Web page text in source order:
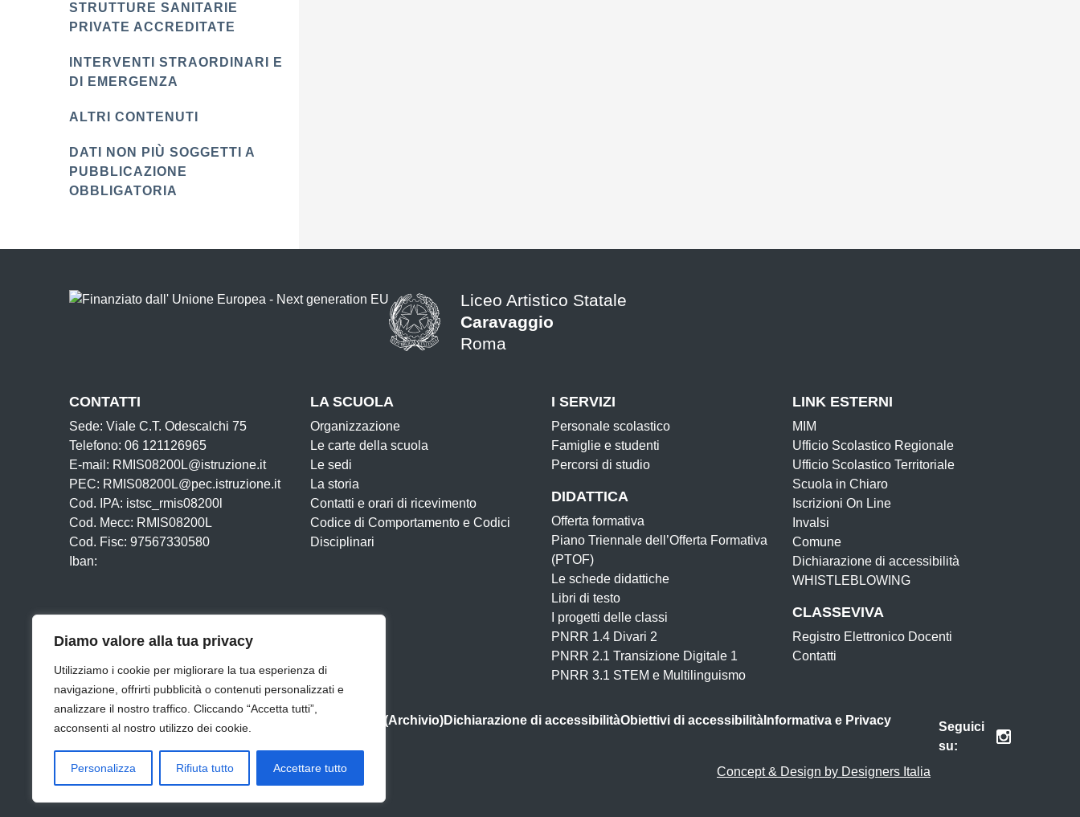
Diamo valore alla tua privacy
Utilizziamo i cookie per migliorare la tua esperienza di
navigazione, offrirti pubblicità o contenuti personalizzati e
analizzare il nostro traffico. Cliccando “Accetta tutti”,
acconsenti al nostro utilizzo dei cookie.
Personalizza Rifiuta tutto Accettare tutto
STRUTTURE SANITARIE
PRIVATE ACCREDITATE
INTERVENTI STRAORDINARI E
DI EMERGENZA
ALTRI CONTENUTI
DATI NON PIÙ SOGGETTI A
PUBBLICAZIONE
OBBLIGATORIA
Liceo Artistico Statale
Caravaggio
Roma
CONTATTI
Sede: Viale C.T. Odescalchi 75
Telefono: 06 121126965
E-mail: RMIS08200L@istruzione.it
PEC: RMIS08200L@pec.istruzione.it
Cod. IPA: istsc_rmis08200l
Cod. Mecc: RMIS08200L
Cod. Fisc: 97567330580
Iban:
LA SCUOLA
Organizzazione
Le carte della scuola
Le sedi
La storia
Contatti e orari di ricevimento
Codice di Comportamento e Codici
Disciplinari
I SERVIZI
Personale scolastico
Famiglie e studenti
Percorsi di studio
DIDATTICA
Offerta formativa
Piano Triennale dell’Offerta Formativa
(PTOF)
Le schede didattiche
Libri di testo
I progetti delle classi
PNRR 1.4 Divari 2
PNRR 2.1 Transizione Digitale 1
PNRR 3.1 STEM e Multilinguismo
LINK ESTERNI
MIM
Ufficio Scolastico Regionale
Ufficio Scolastico Territoriale
Scuola in Chiaro
Iscrizioni On Line
Invalsi
Comune
Dichiarazione di accessibilità
WHISTLEBLOWING
CLASSEVIVA
Registro Elettronico Docenti
Contatti
Albo online (Archivio)Dichiarazione di accessibilitàObiettivi di accessibilità Informativa e Privacy
Seguici
su:
Concept & Design by Designers Italia